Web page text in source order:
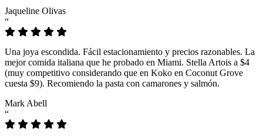
Jaqueline Olivas
“
Una joya escondida. Fácil estacionamiento y precios razonables. La
mejor comida italiana que he probado en Miami. Stella Artois a $4
(muy competitivo considerando que en Koko en Coconut Grove
cuesta $9). Recomiendo la pasta con camarones y salmón.
Mark Abell
“